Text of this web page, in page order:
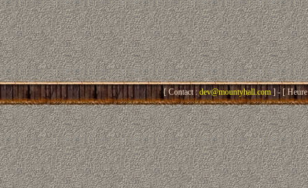
[ Contact : dev@mountyhall.com] - [ Heure